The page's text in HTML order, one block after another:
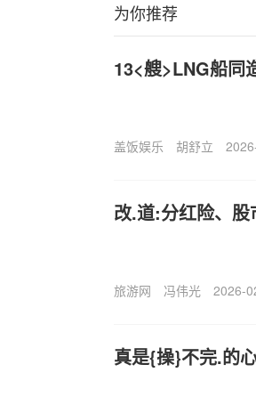
为你推荐
13<艘>LNG船同
盖饭娱乐 胡舒立
改.道:分红险、
旅游网 冯伟光 2026-
真是{操}不完.的心